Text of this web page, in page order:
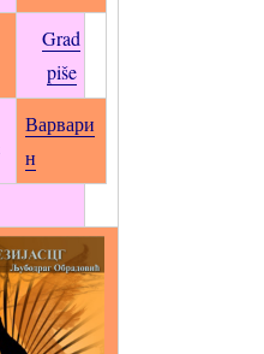
Grad
piše
Варвари
н